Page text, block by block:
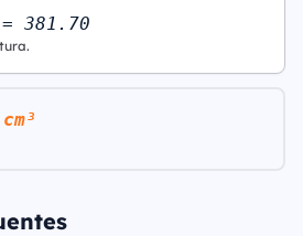
381.70